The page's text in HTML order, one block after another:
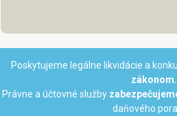
Poskytujeme legálne likvidácie a
zákonom.
Právne a účtovné služby
daňového